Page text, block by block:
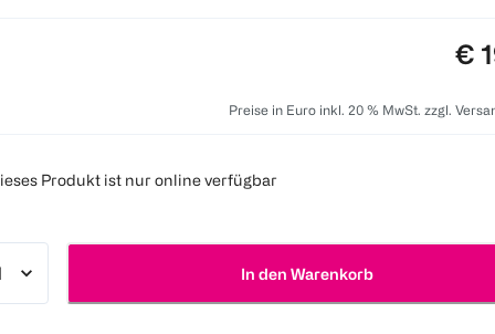
€
Preise in Euro inkl. 20 % MwSt. zzgl.
Produkt ist nur online verfügbar
In den Warenkorb